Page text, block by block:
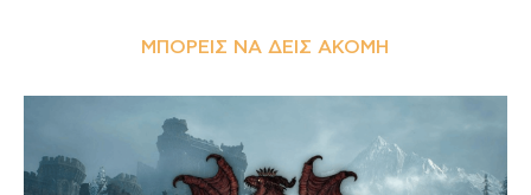
ΜΠΟΡΕΊΣ ΝΑ ΔΕΙΣ ΑΚΌΜΗ